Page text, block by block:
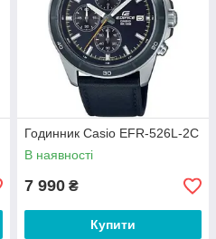
Годинник Casio EFR-526L-2C
В наявності
7 990 ₴
Купити